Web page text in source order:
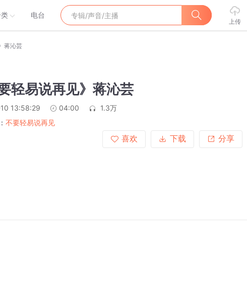
电台
上传
蒋沁芸
要轻易说再见》蒋沁芸
13:58:29 04:00
1.3万
不要轻易说再见
喜欢
下载 分享